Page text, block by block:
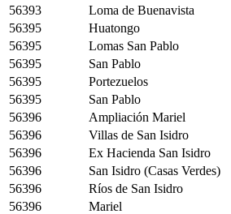
56393
Loma de Buenavista
56395
Huatongo
56395
Lomas San Pablo
56395
San Pablo
56395
Portezuelos
56395
San Pablo
56396
Ampliación Mariel
56396
Villas de San Isidro
56396
Ex Hacienda San Isidro
56396
San Isidro (Casas Verdes)
56396
Ríos de San Isidro
56396
Mariel